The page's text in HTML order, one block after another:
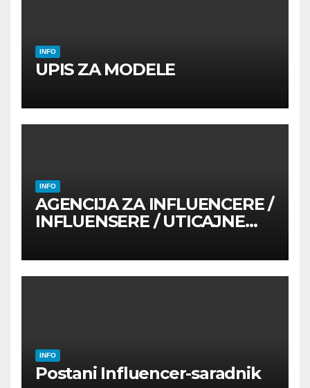
INFO
UPIS ZA MODELE
INFO
AGENCIJA ZA INFLUENCERE /
INFLUENSERE / UTICAJNE
INFO
Postani Influencer-saradnik